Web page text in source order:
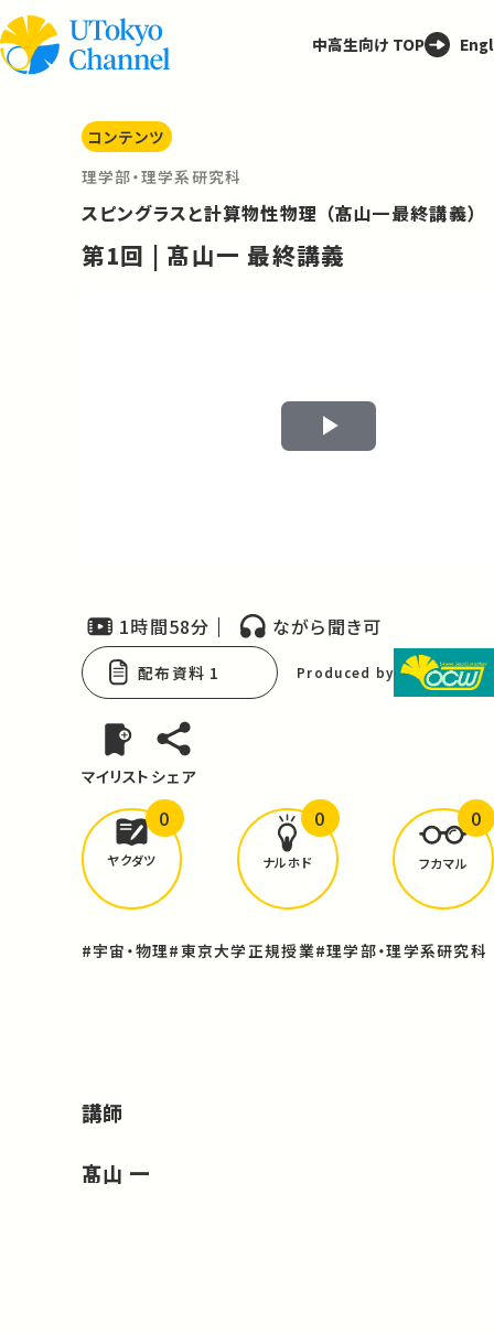
中高生向け TOP
コンテンツ
理学部・理学系研究科
スピングラスと計算物性物理 （髙山一最終講義）
第1回 | 髙山一 最終講義
Play
1時間58分 ながら聞き可
配布資料 1 Produced by
マイリスト シェア
どんな学びがありましたか？
ヤクダツ
0
ナルホド
0
フカマル
0
#宇宙・物理#東京大学正規授業#理学部・理学系研究科
講師
髙山 一